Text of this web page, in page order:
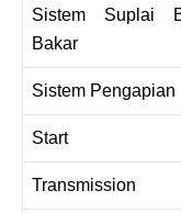
Sistem Suplai
Bakar
Sistem Pengapian
Start
Transmission